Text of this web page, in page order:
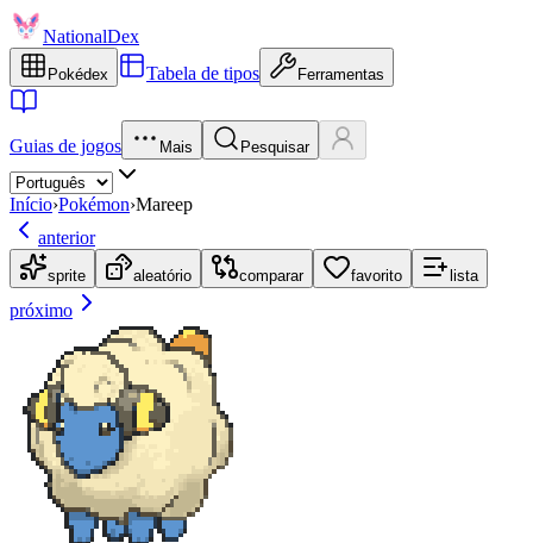
NationalDex
Pokédex Tabela de tipos Ferramentas
Guias de jogos Mais Pesquisar
Início›Pokémon›Mareep
anterior
sprite aleatório comparar favorito lista
próximo